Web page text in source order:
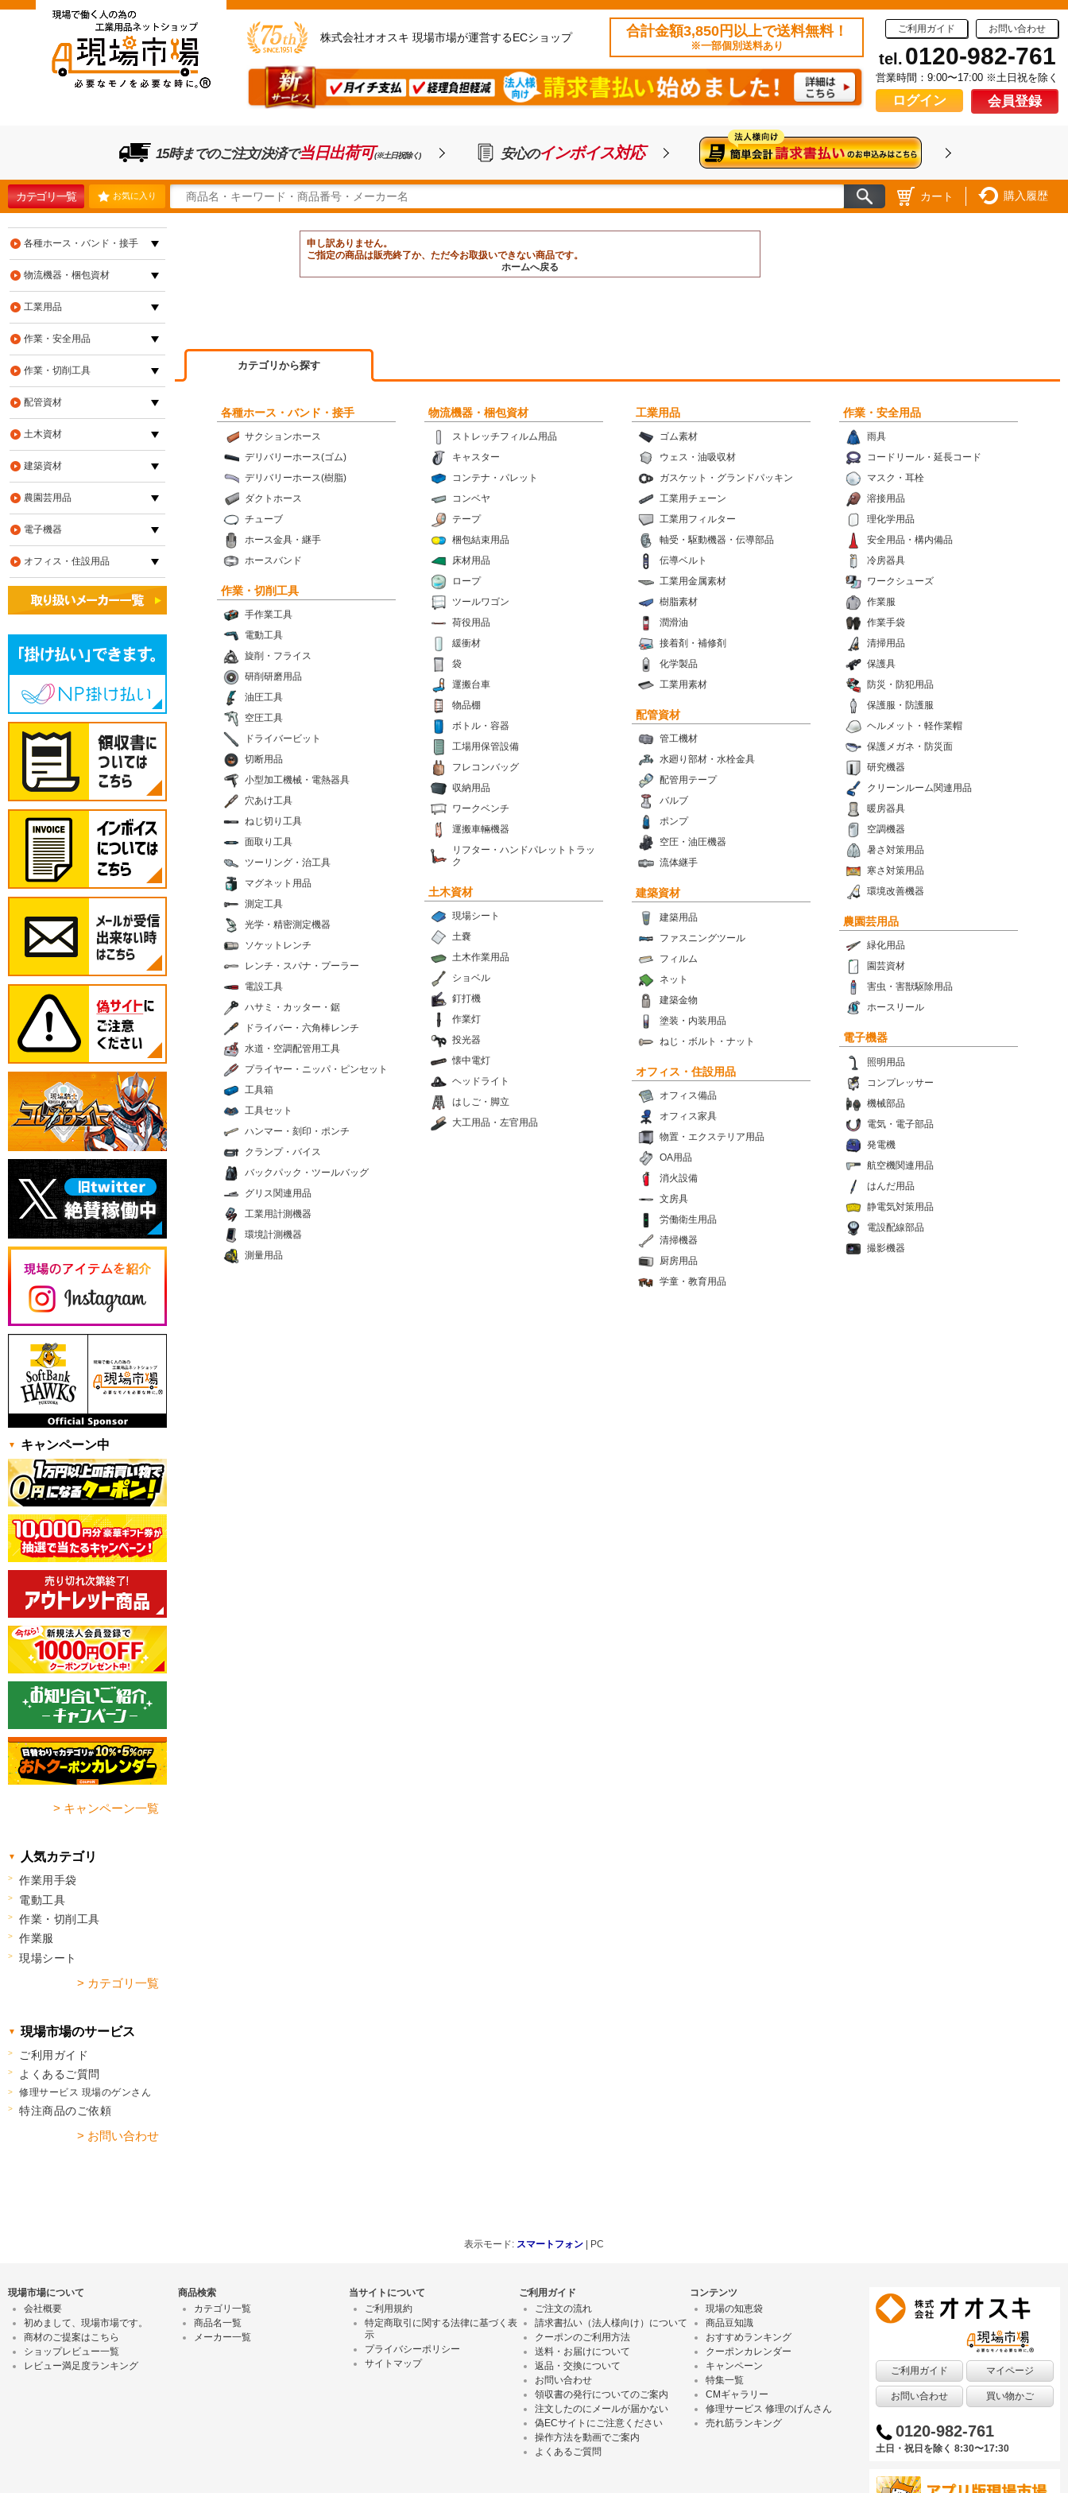
株式会社オオスキ 現場市場が運営するECショップ 合計金額3,850円以上で送料無料！
※一部個別送料あり
ご利用ガイド お問い合わせ
tel. 0120-982-761
営業時間：9:00〜17:00 ※土日祝を除く
ログイン 会員登録
15時までのご注文/決済で当日出荷可(※土日祝除く) 安心のインボイス対応
カテゴリ一覧 お気に入り カート 購入履歴
申し訳ありません。
ご指定の商品は販売終了か、ただ今お取扱いできない商品です。
ホームへ戻る
カテゴリから探す
各種ホース・バンド・接手
サクションホース
デリバリーホース(ゴム)
デリバリーホース(樹脂)
ダクトホース
チューブ
ホース金具・継手
ホースバンド
物流機器・梱包資材
ストレッチフィルム用品
キャスター
コンテナ・パレット
コンベヤ
テープ
梱包結束用品
床材用品
ロープ
ツールワゴン
荷役用品
緩衝材
袋
運搬台車
物品棚
ボトル・容器
工場用保管設備
フレコンバッグ
収納用品
ワークベンチ
運搬車輛機器
リフター・ハンドパレットトラッ
ク
工業用品
ゴム素材
ウェス・油吸収材
ガスケット・グランドパッキン
工業用チェーン
工業用フィルター
軸受・駆動機器・伝導部品
伝導ベルト
工業用金属素材
樹脂素材
潤滑油
接着剤・補修剤
化学製品
工業用素材
作業・安全用品
雨具
コードリール・延長コード
マスク・耳栓
溶接用品
理化学用品
安全用品・構内備品
冷房器具
ワークシューズ
作業服
作業手袋
清掃用品
保護具
防災・防犯用品
保護服・防護服
ヘルメット・軽作業帽
保護メガネ・防災面
研究機器
クリーンルーム関連用品
暖房器具
空調機器
暑さ対策用品
寒さ対策用品
環境改善機器
作業・切削工具
手作業工具
電動工具
旋削・フライス
研削研磨用品
油圧工具
空圧工具
ドライバービット
切断用品
小型加工機械・電熱器具
穴あけ工具
ねじ切り工具
面取り工具
ツーリング・治工具
マグネット用品
測定工具
光学・精密測定機器
ソケットレンチ
レンチ・スパナ・プーラー
電設工具
ハサミ・カッター・鋸
ドライバー・六角棒レンチ
水道・空調配管用工具
プライヤー・ニッパ・ピンセット
工具箱
工具セット
ハンマー・刻印・ポンチ
クランプ・バイス
バックパック・ツールバッグ
グリス関連用品
工業用計測機器
環境計測機器
測量用品
配管資材
管工機材
水廻り部材・水栓金具
配管用テープ
バルブ
ポンプ
空圧・油圧機器
流体継手
土木資材
現場シート
土嚢
土木作業用品
ショベル
釘打機
作業灯
投光器
懐中電灯
ヘッドライト
はしご・脚立
大工用品・左官用品
建築資材
建築用品
ファスニングツール
フィルム
ネット
建築金物
塗装・内装用品
ねじ・ボルト・ナット
農園芸用品
緑化用品
園芸資材
害虫・害獣駆除用品
ホースリール
電子機器
照明用品
コンプレッサー
機械部品
電気・電子部品
発電機
航空機関連用品
はんだ用品
静電気対策用品
電設配線部品
撮影機器
オフィス・住設用品
オフィス備品
オフィス家具
物置・エクステリア用品
OA用品
消火設備
文房具
労働衛生用品
清掃機器
厨房用品
学童・教育用品
各種ホース・バンド・接手
物流機器・梱包資材
工業用品
作業・安全用品
作業・切削工具
配管資材
土木資材
建築資材
農園芸用品
電子機器
オフィス・住設用品
キャンペーン中
> キャンペーン一覧
人気カテゴリ
作業用手袋
電動工具
作業・切削工具
作業服
現場シート
> カテゴリ一覧
現場市場のサービス
ご利用ガイド
よくあるご質問
修理サービス 現場のゲンさん
特注商品のご依頼
> お問い合わせ
表示モード: スマートフォン | PC
現場市場について
会社概要
初めまして、現場市場です。
商材のご提案はこちら
ショップレビュー一覧
レビュー満足度ランキング
商品検索
カテゴリ一覧
商品名一覧
メーカー一覧
当サイトについて
ご利用規約
特定商取引に関する法律に基づく表
示
プライバシーポリシー
サイトマップ
ご利用ガイド
ご注文の流れ
請求書払い（法人様向け）について
クーポンのご利用方法
送料・お届けについて
返品・交換について
お問い合わせ
領収書の発行についてのご案内
注文したのにメールが届かない
偽ECサイトにご注意ください
操作方法を動画でご案内
よくあるご質問
コンテンツ
現場の知恵袋
商品豆知識
おすすめランキング
クーポンカレンダー
キャンペーン
特集一覧
CMギャラリー
修理サービス 修理のげんさん
売れ筋ランキング
ご利用ガイド マイページ
お問い合わせ 買い物かご
0120-982-761
土日・祝日を除く 8:30〜17:30